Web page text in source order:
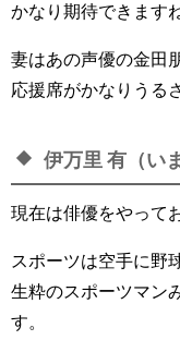
かなり期待できます
妻はあの声優の金田
応援席がかなりうる
伊万里 有（い
現在は俳優をやって
スポーツは空手に野
生粋のスポーツマン
す。